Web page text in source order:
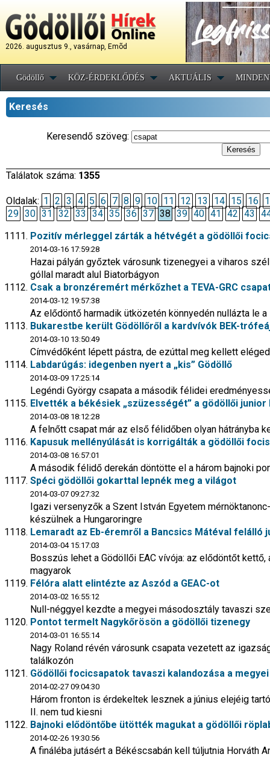
2026. augusztus 9., vasárnap, Emõd
Gödöllő KÖZ-ÉRDEKLŐDÉS AKTUÁLIS
Keresés
Keresendő szöveg:
Találatok száma: 1355
Oldalak: 1 2 3 4 5 6 7 8 9 10 11 12 13 14 15 16
29 30 31 32 33 34 35 36 37 38 39 40 41 42 43
Pozitív mérleggel zárták a hétvégét a gödöllői
2014-03-16 17:59:28
Hazai pályán győztek városunk tizenegyei a viharos
góllal maradt alul Biatorbágyon
Csak a bronzéremért mérkőzhet a TEVA-GRC
2014-03-12 19:57:38
Az elődöntő harmadik ütközetén könnyedén nullázta le
Bukarestbe került Gödöllőről a kardvívók BEK-
2014-03-10 13:50:49
Címvédőként lépett pástra, de ezúttal meg kellett
Labdarúgás: idegenben nyert a „kis” Gödöllő
2014-03-09 17:25:14
Legéndi György csapata a második félidei
Elvették a békésiek „szüzességét” a gödöllői
2014-03-08 18:12:28
A felnőtt csapat már az első félidőben olyan hátrányba
Kapusuk mellényúlását is korrigálták a gödöllői
2014-03-08 16:57:01
A második félidő derekán döntötte el a három bajnoki
Spéci gödöllői gokarttal lepnék meg a világot
2014-03-07 09:27:32
Igazi versenyzők a Szent István Egyetem
készülnek a Hungaroringre
Lemaradt az Eb-éremről a Bancsics Mátéval felálló
2014-03-04 15:17:03
Bosszús lehet a Gödöllői EAC vívója: az elődöntőt
magyarok
Félóra alatt elintézte az Aszód a GEAC-ot
2014-03-02 16:55:12
Null-néggyel kezdte a megyei másodosztály tavaszi
Pontot termelt Nagykőrösön a gödöllői tizenegy
2014-03-01 16:55:14
Nagy Roland révén városunk csapata vezetett az
találkozón
Gödöllői focicsapatok tavaszi kalandozása a
2014-02-27 09:04:30
Három fronton is érdekeltek lesznek a június elejéig
II. nem tud kiesni
Bajnoki elődöntőbe ütötték magukat a gödöllői
2014-02-26 19:30:56
A fináléba jutásért a Békéscsabán kell túljutnia Horváth